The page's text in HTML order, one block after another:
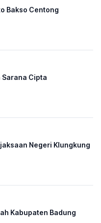
Bakso Centong
Sarana Cipta
Negeri Klungkung
Kabupaten Badung